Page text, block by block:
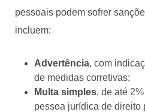
pessoais podem sofrer
incluem:
Advertência, com
de medidas corretivas;
Multa simples, de até
pessoa jurídica de direito